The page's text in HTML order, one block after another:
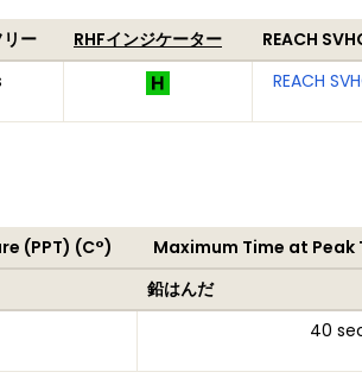
ー RHFインジケーター REACH
REACH
(PPT) (C°)
Maximum Time at
鉛はんだ
40